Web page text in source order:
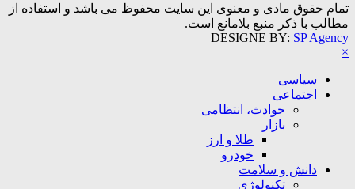
تمام حقوق مادی و معنوی این سایت محفوظ می باشد و استفاده از
مطالب با ذکر منبع بلامانع است.
DESIGNE BY: SP Agency
×
سیاسی
اجتماعی
حوادث، انتظامی
بازار
طلا و ارز
خودرو
دانش و سلامت
تکنولوژی